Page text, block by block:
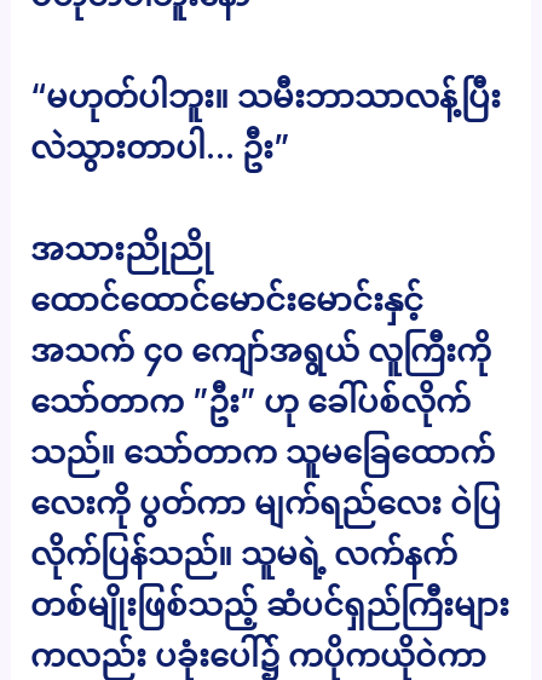
“မဟုတ်ပါဘူး။ သမီးဘာသာလန့်ပြီး
လဲသွားတာပါ… ဦး”
အသားညိုညို
ထောင်ထောင်မောင်းမောင်းနှင့်
အသက် ၄၀ ကျော်အရွယ် လူကြီးကို
သော်တာက ”ဦး” ဟု ခေါ်ပစ်လိုက်
သည်။ သော်တာက သူမခြေထောက်
လေးကို ပွတ်ကာ မျက်ရည်လေး ဝဲပြ
လိုက်ပြန်သည်။ သူမရဲ့ လက်နက်
တစ်မျိုးဖြစ်သည့် ဆံပင်ရှည်ကြီးများ
ကလည်း ပခုံးပေါ်၌ ကပိုကယိုဝဲကာ